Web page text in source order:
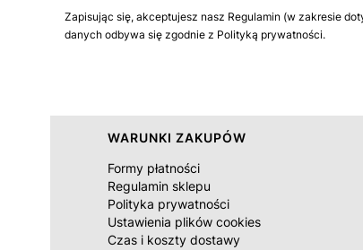
Zapisując się, akceptujesz nasz Regulamin (w zakresie
danych odbywa się zgodnie z Polityką prywatności.
Linki w stopce
WARUNKI ZAKUPÓW
Formy płatności
Regulamin sklepu
Polityka prywatności
Ustawienia plików cookies
Czas i koszty dostawy